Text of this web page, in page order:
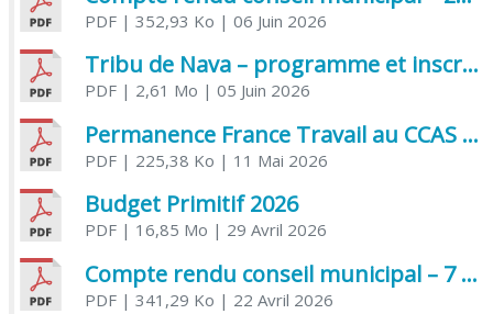
PDF| 352,93 Ko | 06 Juin 2026
Tribu de Nava – programme et inscriptions été 2026
PDF| 2,61 Mo | 05 Juin 2026
Permanence France Travail au CCAS de Saujon Juin 2026
PDF| 225,38 Ko | 11 Mai 2026
Budget Primitif 2026
PDF| 16,85 Mo | 29 Avril 2026
Compte rendu conseil municipal – 7 avril 2026
PDF| 341,29 Ko | 22 Avril 2026